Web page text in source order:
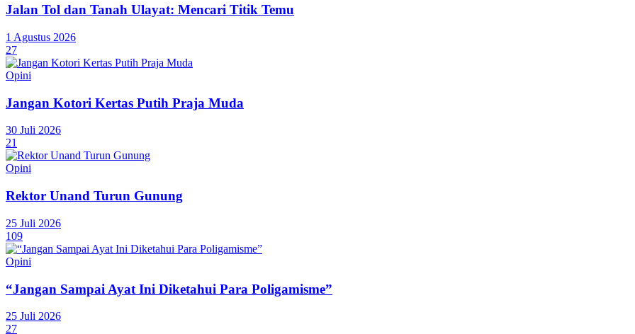
Jalan Tol dan Tanah Ulayat: Mencari Titik Temu
1 Agustus 2026
27
Opini
Jangan Kotori Kertas Putih Praja Muda
30 Juli 2026
21
Opini
Rektor Unand Turun Gunung
25 Juli 2026
109
Opini
“Jangan Sampai Ayat Ini Diketahui Para Poligamisme”
25 Juli 2026
27